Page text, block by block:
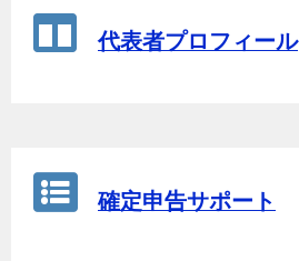
代表者プロフィール
確定申告サポート